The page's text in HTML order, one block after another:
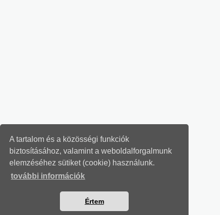
A tartalom és a közösségi funkciók
biztosításához, valamint a weboldalforgalmunk
elemzéséhez sütiket (cookie) használunk.
további információk
Értem